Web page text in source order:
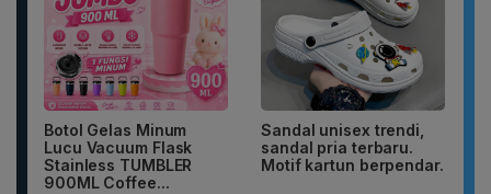
Botol Gelas Minum
Lucu Vacuum Flask
Stainless TUMBLER
900ML Coffee...
Sandal unisex trendi,
sandal pria terbaru.
Motif kartun berpendar.